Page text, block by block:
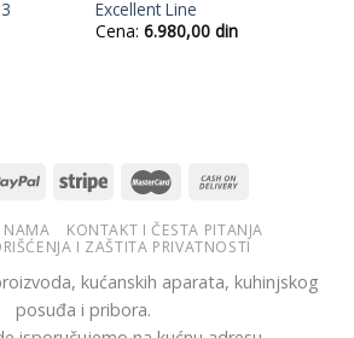
Excellent Line
Cena: 6.980,00din
NAMA
KONTAKT I ČESTA PITANJA
I ZAŠTITA PRIVATNOSTI
kućanskih aparata, kuhinjskog
posuđa i pribora.